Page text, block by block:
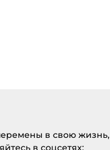
в свою жизнь,
в соцсетях: